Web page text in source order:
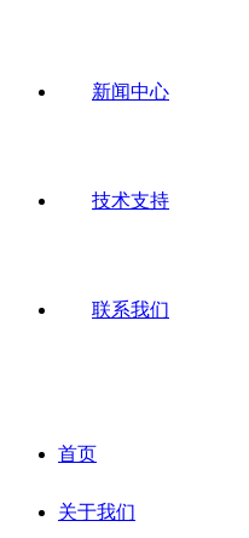
新闻中心
技术支持
联系我们
首页
关于我们